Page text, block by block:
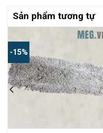
Sản phẩm tương tự
-15%